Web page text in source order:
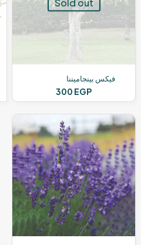
فيكس بينجاميننا
300 EGP